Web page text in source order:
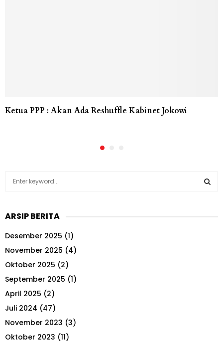
Ketua PPP : Akan Ada Reshuffle Kabinet Jokowi
c
f
o
r
ARSIP BERITA
Desember 2025 (1)
November 2025 (4)
Oktober 2025 (2)
September 2025 (1)
April 2025 (2)
Juli 2024 (47)
November 2023 (3)
Oktober 2023 (11)